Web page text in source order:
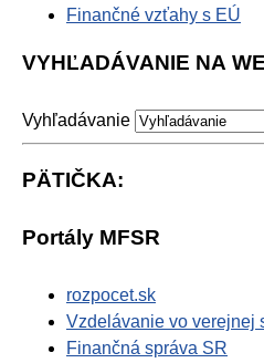
Finančné vzťahy s EÚ
VYHĽADÁVANIE NA
Vyhľadávanie
PÄTIČKA:
Portály MFSR
rozpocet.sk
Vzdelávanie vo verejnej
Finančná správa SR